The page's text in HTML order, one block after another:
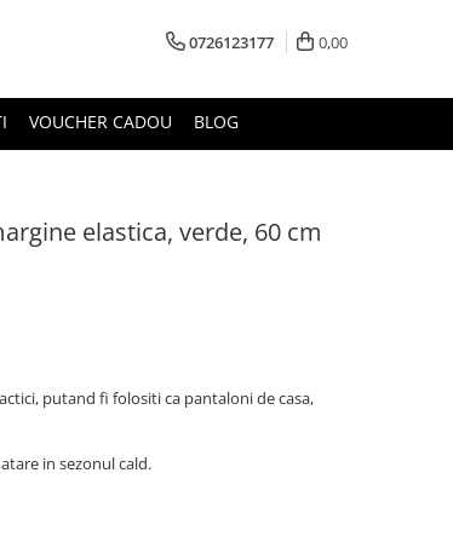
0726123177 0,00
VOUCHER CADOU BLOG
elastica, verde, 60 cm
putand fi folositi ca pantaloni de casa,
in sezonul cald.